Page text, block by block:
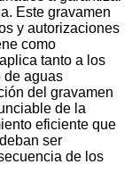
Este gravamen
y autorizaciones
como
tanto a los
de aguas
del gravamen
de la
eficiente que
ser
de los